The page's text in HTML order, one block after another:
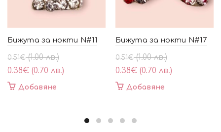
Бижута за нокти N#11
0.51€ (1.00 лв.)
Original
price
was:
0.51€
0.38€ (0.70 лв.)
Текущата
цена
е:
0.38€
Добавяне
Бижута за нокти N#17
0.51€ (1.00 лв.)
Original
price
was:
0.51€
лв.).
0.38€ (0.70 лв.)
Текущата
цена
е:
0.38€
лв.).
Добавяне